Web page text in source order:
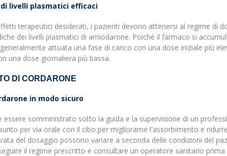
livelli plasmatici efficaci
terapeutici desiderati, i pazienti devono attenersi al regime di
dei livelli plasmatici di amiodarone. Poiché il farmaco si
attuata una fase di carico con una dose iniziale più
una dose giornaliera più bassa.
DI CORDARONE
in modo sicuro
essere somministrato sotto la guida e la supervisione di un
per via orale con il cibo per migliorarne l'assorbimento e
del dosaggio possono variare a seconda delle condizioni del
il regime prescritto e consultare un operatore sanitario